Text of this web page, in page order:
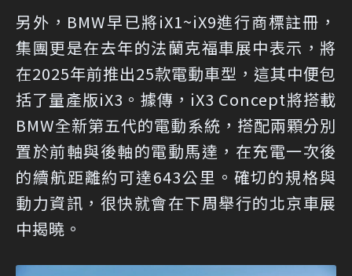
另外，BMW早已將iX1~iX9進行商標註冊，
集團更是在去年的法蘭克福車展中表示，將
在2025年前推出25款電動車型，這其中便包
括了量產版iX3。據傳，iX3 Concept將搭載
BMW全新第五代的電動系統，搭配兩顆分別
置於前軸與後軸的電動馬達，在充電一次後
的續航距離約可達643公里。確切的規格與
動力資訊，很快就會在下周舉行的北京車展
中揭曉。